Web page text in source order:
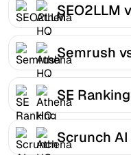
SEO2LLM
Semrush
SE
Scrunch